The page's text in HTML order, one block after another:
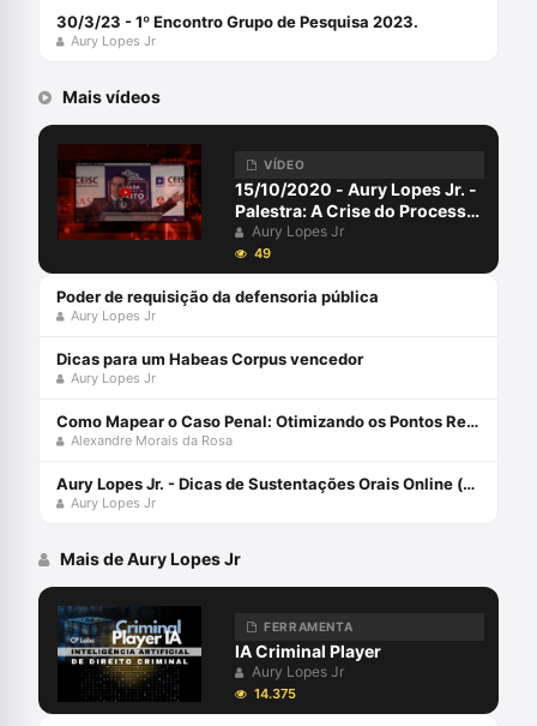
30/3/23 - 1º Encontro Grupo de Pesquisa 2023.
Aury Lopes Jr
Mais vídeos
VÍDEO
15/10/2020 - Aury Lopes Jr. -
Palestra: A Crise do Processo
Penal
Aury Lopes Jr
49
Poder de requisição da defensoria pública
Aury Lopes Jr
Dicas para um Habeas Corpus vencedor
Aury Lopes Jr
Como Mapear o Caso Penal: Otimizando os Pontos Relevantes
Alexandre Morais da Rosa
Aury Lopes Jr. - Dicas de Sustentações Orais Online (@criminalplayer)
Aury Lopes Jr
Mais de Aury Lopes Jr
FERRAMENTA
IA Criminal Player
Aury Lopes Jr
14.375